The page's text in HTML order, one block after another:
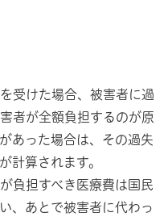
受けた場合、被害者に過
者が全額負担するのが原
あった場合は、その過失
計算されます。
負担すべき医療費は国民
、あとで被害者に代わっ